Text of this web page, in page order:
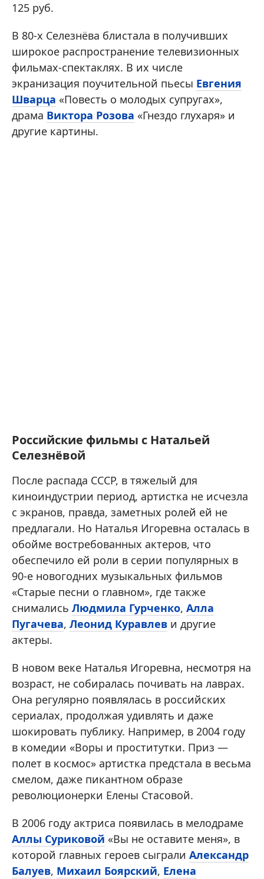
125 руб.
В 80-х Селезнёва блистала в получивших
широкое распространение телевизионных
фильмах-спектаклях. В их числе
экранизация поучительной пьесы Евгения
Шварца «Повесть о молодых супругах»,
драма Виктора Розова «Гнездо глухаря» и
другие картины.
Российские фильмы с Натальей
Селезнёвой
После распада СССР, в тяжелый для
киноиндустрии период, артистка не исчезла
с экранов, правда, заметных ролей ей не
предлагали. Но Наталья Игоревна осталась в
обойме востребованных актеров, что
обеспечило ей роли в серии популярных в
90-е новогодних музыкальных фильмов
«Старые песни о главном», где также
снимались Людмила Гурченко, Алла
Пугачева, Леонид Куравлев и другие
актеры.
В новом веке Наталья Игоревна, несмотря на
возраст, не собиралась почивать на лаврах.
Она регулярно появлялась в российских
сериалах, продолжая удивлять и даже
шокировать публику. Например, в 2004 году
в комедии «Воры и проститутки. Приз —
полет в космос» артистка предстала в весьма
смелом, даже пикантном образе
революционерки Елены Стасовой.
В 2006 году актриса появилась в мелодраме
Аллы Суриковой «Вы не оставите меня», в
которой главных героев сыграли Александр
Балуев, Михаил Боярский, Елена